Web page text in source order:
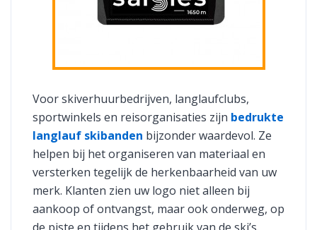
Voor skiverhuurbedrijven, langlaufclubs,
sportwinkels en reisorganisaties zijn bedrukte
langlauf skibanden bijzonder waardevol. Ze
helpen bij het organiseren van materiaal en
versterken tegelijk de herkenbaarheid van uw
merk. Klanten zien uw logo niet alleen bij
aankoop of ontvangst, maar ook onderweg, op